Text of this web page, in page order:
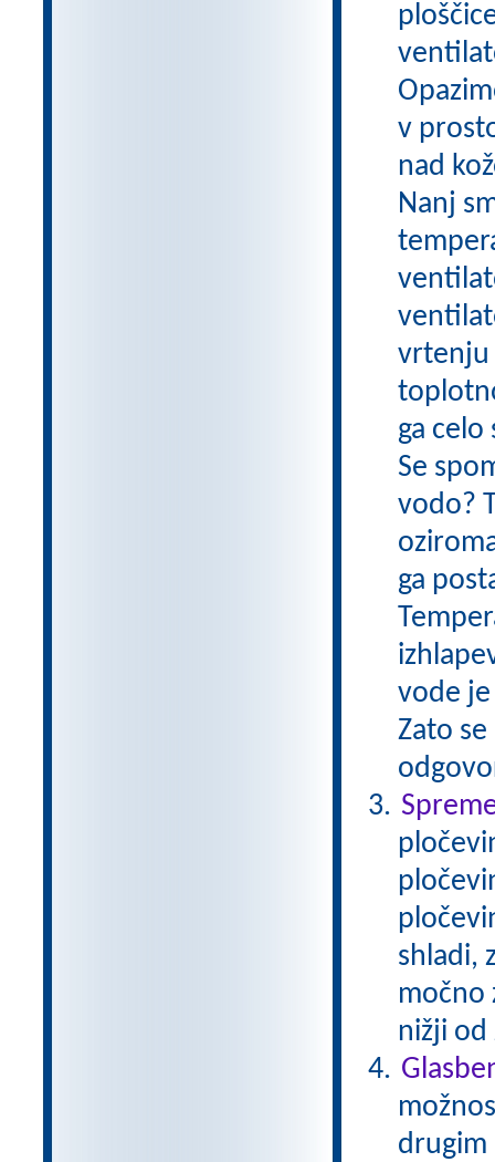
v
nad
Nanj
vrtenju
ga
Se
vodo?
ga
vode
Zato
shladi,
močno
nižji od
drugim